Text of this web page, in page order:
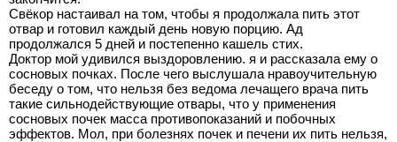
Свёкор настаивал на том, чтобы я продолжала пить этот
отвар и готовил каждый день новую порцию. Ад
продолжался 5 дней и постепенно кашель стих.
Доктор мой удивился выздоровлению. я и рассказала ему о
сосновых почках. После чего выслушала нравоучительную
беседу о том, что нельзя без ведома лечащего врача пить
такие сильнодействующие отвары, что у применения
сосновых почек масса противопоказаний и побочных
эффектов. Мол, при болезнях почек и печени их пить нельзя,